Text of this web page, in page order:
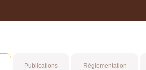
Publications Réglementation